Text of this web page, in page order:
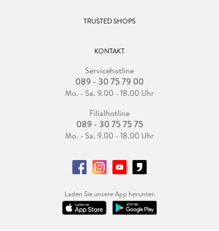
TRUSTED SHOPS
KONTAKT
Servicehotline
089 - 30 75 79 00
Mo. - Sa. 9.00 - 18.00 Uhr
Filialhotline
089 - 30 75 75 75
Mo. - Sa. 9.00 - 18.00 Uhr
Laden Sie unsere App herunter.